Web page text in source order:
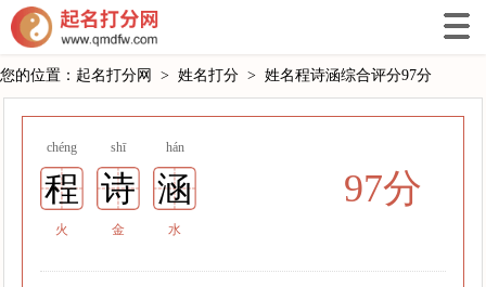
您的位置： 起名打分网 > 姓名打分 > 姓名程诗涵综合评分97分
chéng shī hán
程 诗 涵
火 金 水
97分